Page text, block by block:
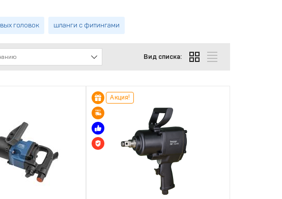
головок шланги с фитингами
Вид списка:
Акция!